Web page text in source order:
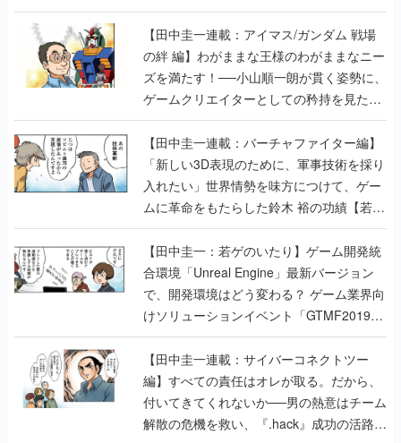
【田中圭一連載：アイマス/ガンダム 戦場
の絆 編】わがままな王様のわがままなニー
ズを満たす！──小山順一朗が貫く姿勢に、
ゲームクリエイターとしての矜持を見た
【若ゲのいたり最終回】
【田中圭一連載：バーチャファイター編】
「新しい3D表現のために、軍事技術を採り
入れたい」世界情勢を味方につけて、ゲー
ムに革命をもたらした鈴木 裕の功績【若ゲ
のいたり】
【田中圭一：若ゲのいたり】ゲーム開発統
合環境「Unreal Engine」最新バージョン
で、開発環境はどう変わる？ ゲーム業界向
けソリューションイベント「GTMF2019」
に行って、より理解を深めよう【PR】
【田中圭一連載：サイバーコネクトツー
編】すべての責任はオレが取る。だから、
付いてきてくれないか──男の熱意はチーム
解散の危機を救い、『.hack』成功の活路を